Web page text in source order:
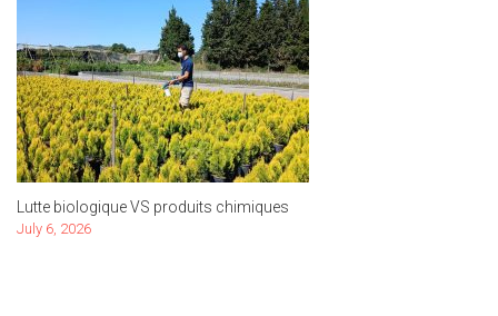
Lutte biologique VS produits chimiques
July 6, 2026